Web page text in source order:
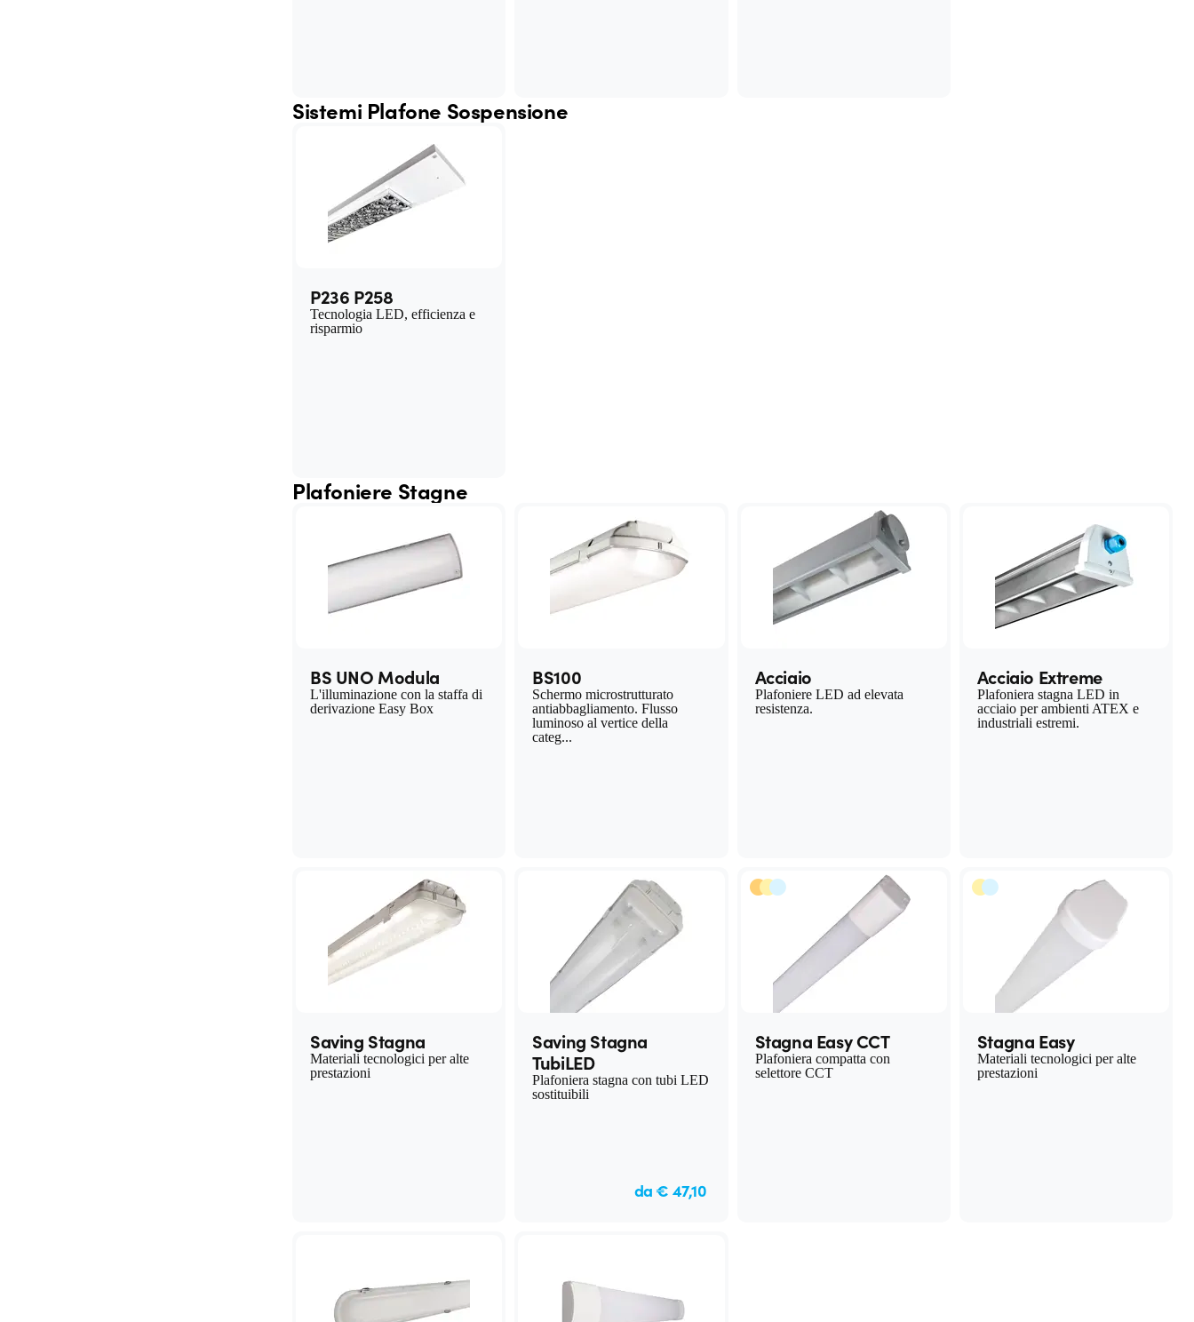
Sistemi Plafone Sospensione
P236 P258
Tecnologia LED, efficienza e
risparmio
Plafoniere Stagne
BS UNO Modula
L'illuminazione con la staffa di
derivazione Easy Box
BS100
Schermo microstrutturato
antiabbagliamento. Flusso
luminoso al vertice della
categ...
Acciaio
Plafoniere LED ad elevata
resistenza.
Acciaio Extreme
Plafoniera stagna LED in
acciaio per ambienti ATEX e
industriali estremi.
Saving Stagna
Materiali tecnologici per alte
prestazioni
Saving Stagna
TubiLED
Plafoniera stagna con tubi LED
sostituibili
da € 47,10
Stagna Easy CCT
Plafoniera compatta con
selettore CCT
Stagna Easy
Materiali tecnologici per alte
prestazioni